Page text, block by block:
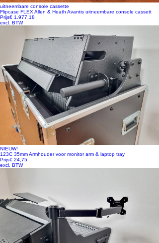
uitneembare console cassette
Flipcase FLEX Allen & Heath Avantis uitneembare console cassett
Prijs€ 1.977,18
excl. BTW
NIEUW!
123C 35mm Armhouder voor monitor arm & laptop tray
Prijs€ 24,75
excl. BTW